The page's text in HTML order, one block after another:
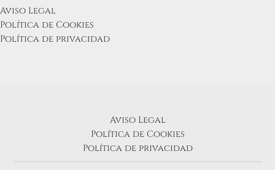
Aviso Legal
Política de Cookies
Política de privacidad
Aviso Legal
Política de Cookies
Política de privacidad